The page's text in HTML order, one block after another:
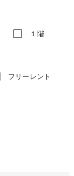
１階
フリーレント